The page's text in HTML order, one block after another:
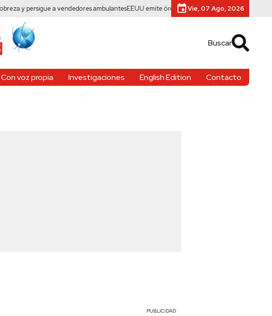
a vendedores ambulantesEEUU emite órdenes de arresto contra gobernadores y
Vie, 07 Ago, 2026
Buscar
Con voz propia Investigaciones English Edition Contacto
PUBLICIDAD